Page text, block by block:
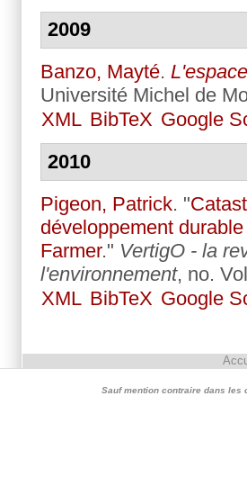
2009
Banzo, Mayté.
Université Michel de
XML BibTeX Google
2010
Pigeon, Patrick. "
développement
Farmer." VertigO - la
l'environnement, no.
XML BibTeX Google
Sauf mention contraire dans